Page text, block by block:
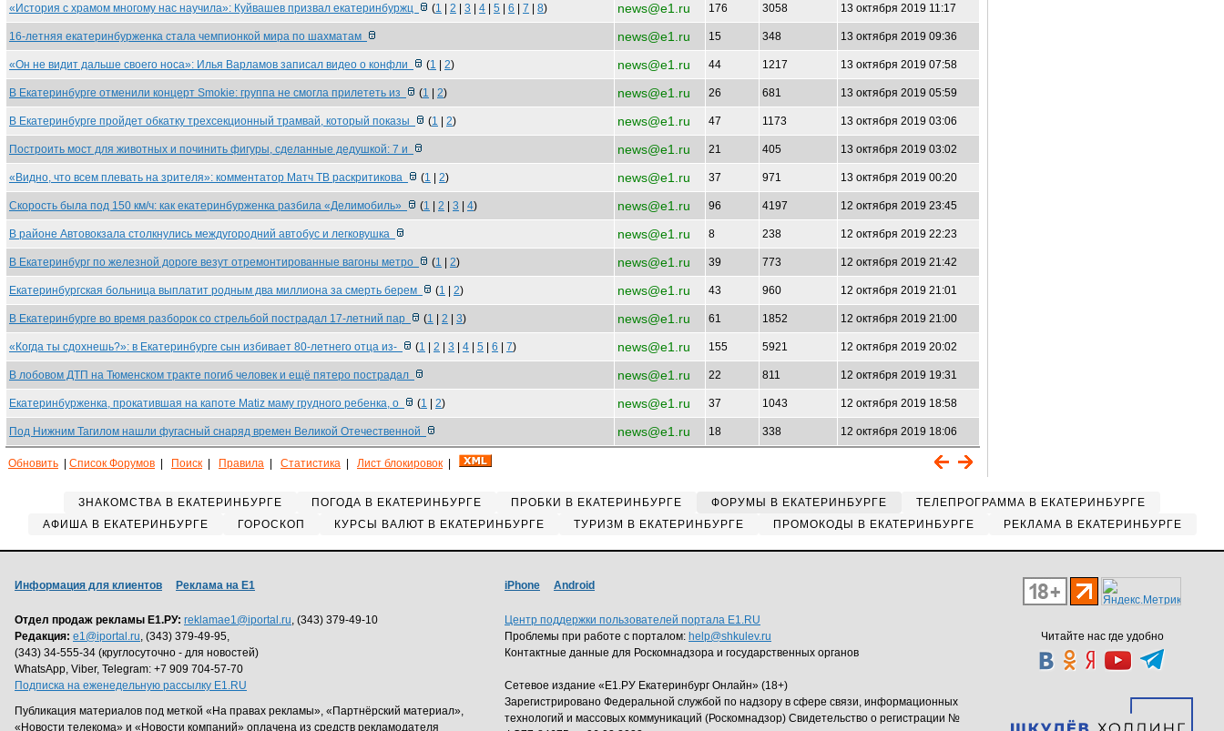
«История с храмом многому нас научила»: Куйвашев призвал екатеринбуржц (1 2 3 4 5 6 7 8) news@e1.ru 176 3058 13 октября 2019 11:17
16-летняя екатеринбурженка стала чемпионкой мира по шахматам news@e1.ru 15 348 13 октября 2019 09:36
«Он не видит дальше своего носа»: Илья Варламов записал видео о конфли (1 2) news@e1.ru 44 1217 13 октября 2019 07:58
В Екатеринбурге отменили концерт Smokie: группа не смогла прилететь из (1 2) news@e1.ru 26 681 13 октября 2019 05:59
В Екатеринбурге пройдет обкатку трехсекционный трамвай, который показы (1 2) news@e1.ru 47 1173 13 октября 2019 03:06
Построить мост для животных и починить фигуры, сделанные дедушкой: 7 и news@e1.ru 21 405 13 октября 2019 03:02
«Видно, что всем плевать на зрителя»: комментатор Матч ТВ раскритикова (1 2) news@e1.ru 37 971 13 октября 2019 00:20
Скорость была под 150 км/ч: как екатеринбурженка разбила «Делимобиль» (1 2 3 4) news@e1.ru 96 4197 12 октября 2019 23:45
В районе Автовокзала столкнулись междугородний автобус и легковушка news@e1.ru 8 238 12 октября 2019 22:23
В Екатеринбург по железной дороге везут отремонтированные вагоны метро (1 2) news@e1.ru 39 773 12 октября 2019 21:42
Екатеринбургская больница выплатит родным два миллиона за смерть берем (1 2) news@e1.ru 43 960 12 октября 2019 21:01
В Екатеринбурге во время разборок со стрельбой пострадал 17-летний пар (1 2 3) news@e1.ru 61 1852 12 октября 2019 21:00
«Когда ты сдохнешь?»: в Екатеринбурге сын избивает 80-летнего отца из- (1 2 3 4 5 6 7) news@e1.ru 155 5921 12 октября 2019 20:02
В лобовом ДТП на Тюменском тракте погиб человек и ещё пятеро пострадал news@e1.ru 22 811 12 октября 2019 19:31
Екатеринбурженка, прокатившая на капоте Matiz маму грудного ребенка, о (1 2) news@e1.ru 37 1043 12 октября 2019 18:58
Под Нижним Тагилом нашли фугасный снаряд времен Великой Отечественной news@e1.ru 18 338 12 октября 2019 18:06
Обновить Список Форумов Поиск Правила Статистика Лист блокировок
ЗНАКОМСТВА В ЕКАТЕРИНБУРГЕ ПОГОДА В ЕКАТЕРИНБУРГЕ ПРОБКИ В ЕКАТЕРИНБУРГЕ ФОРУМЫ В ЕКАТЕРИНБУРГЕ
ТЕЛЕПРОГРАММА В ЕКАТЕРИНБУРГЕ
АФИША В ЕКАТЕРИНБУРГЕ
ГОРОСКОП КУРСЫ ВАЛЮТ В ЕКАТЕРИНБУРГЕ ТУРИЗМ В ЕКАТЕРИНБУРГЕ ПРОМОКОДЫ В ЕКАТЕРИНБУРГЕ РЕКЛАМА В ЕКАТЕРИНБУРГЕ
Читайте нас где удобно
Информация для клиентов Реклама на Е1
Отдел продаж рекламы Е1.РУ: reklamae1@iportal.ru, (343) 379-49-10
Редакция: e1@iportal.ru, (343) 379-49-95,
(343) 34-555-34 (круглосуточно - для новостей)
WhatsApp, Viber, Telegram: +7 909 704-57-70
Подписка на еженедельную рассылку E1.RU
Публикация материалов под меткой «На правах рекламы», «Партнёрский материал»,
«Новости телекома» и «Новости компаний» оплачена из средств рекламодателя
iPhone Android
Центр поддержки пользователей портала E1.RU
Проблемы при работе с порталом: help@shkulev.ru
Контактные данные для Роскомнадзора и государственных органов
Сетевое издание «Е1.РУ Екатеринбург Онлайн» (18+)
Зарегистрировано Федеральной службой по надзору в сфере связи, информационных
технологий и массовых коммуникаций (Роскомнадзор) Свидетельство о регистрации №